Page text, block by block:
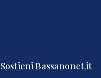
Sostieni Bassanonet.it